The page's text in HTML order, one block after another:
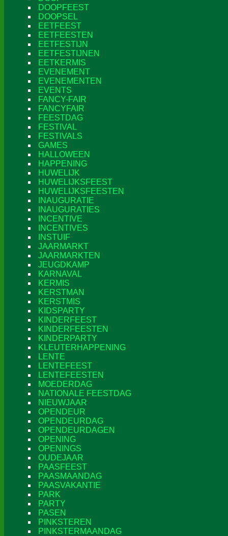
DOOPFEEST
DOOPSEL
EETFEEST
EETFEESTEN
EETFESTIJN
EETFESTIJNEN
EETKERMIS
EVENEMENT
EVENEMENTEN
EVENTS
FANCY-FAIR
FANCYFAIR
FEESTDAG
FESTIVAL
FESTIVALS
GAMES
HALLOWEEN
HAPPENING
HUWELIJK
HUWELIJKSFEEST
HUWELIJKSFEESTEN
INAUGURATIE
INAUGURATIES
INCENTIVE
INCENTIVES
INSTUIF
JAARMARKT
JAARMARKTEN
JEUGDKAMP
KARNAVAL
KERMIS
KERSTMAN
KERSTMIS
KIDSPARTY
KINDERFEEST
KINDERFEESTEN
KINDERPARTY
KLEUTERHAPPENING
LENTE
LENTEFEEST
LENTEFEESTEN
MOEDERDAG
NATIONALE FEESTDAG
NIEUWJAAR
OPENDEUR
OPENDEURDAG
OPENDEURDAGEN
OPENING
OPENINGS
OUDEJAAR
PAASFEEST
PAASMAANDAG
PAASVAKANTIE
PARK
PARTY
PASEN
PINKSTEREN
PINKSTERMAANDAG